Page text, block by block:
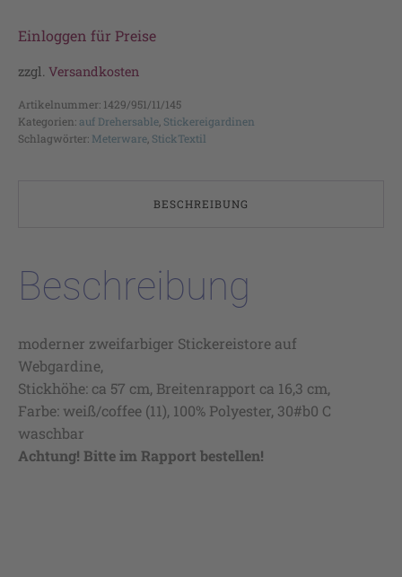
Einloggen für Preise
zzgl. Versandkosten
Artikelnummer: 1429/951/11/145
Kategorien: auf Drehersable Stickereigardinen
Schlagwörter: Meterware StickTextil
BESCHREIBUNG
Beschreibung
moderner zweifarbiger Stickereistore auf
Webgardine,
Stickhöhe: ca 57 cm, Breitenrapport ca 16,3 cm,
Farbe: weiß/coffee (11), 100% Polyester, 30#b0 C
waschbar
Achtung! Bitte im Rapport bestellen!